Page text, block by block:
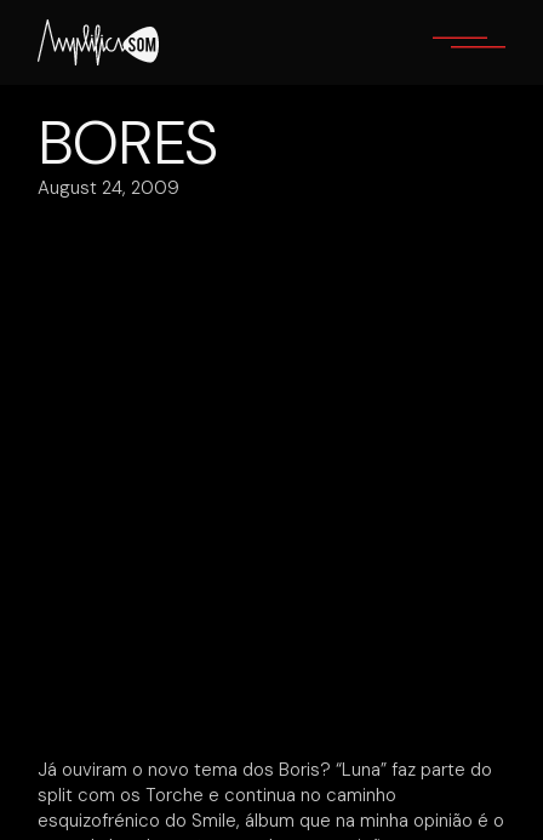
content
BORES
August 24, 2009
Já ouviram o novo tema dos Boris? “Luna” faz parte do
split com os Torche e continua no caminho
esquizofrénico do Smile, álbum que na minha opinião é o